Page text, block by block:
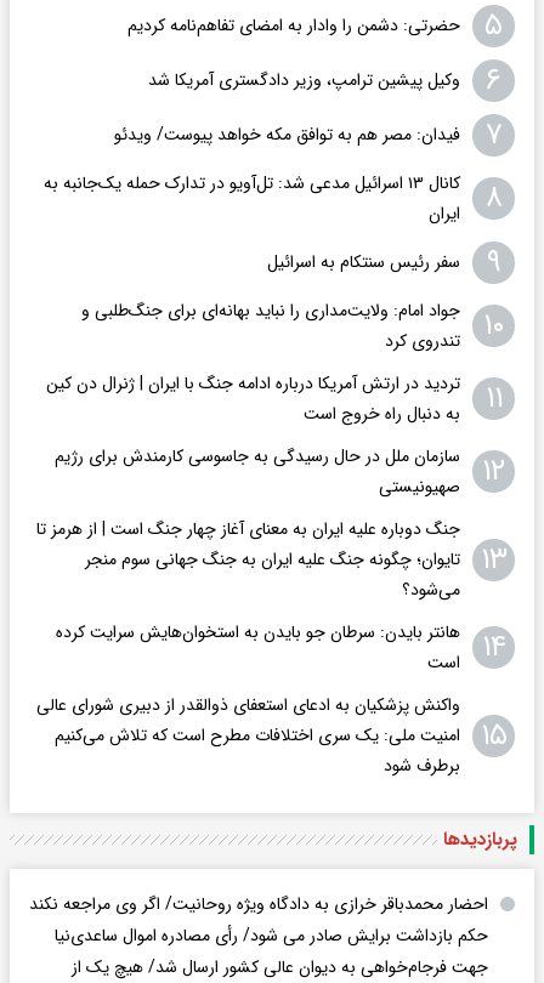
۵ حضرتی: دشمن را وادار به امضای تفاهم‌نامه کردیم
۶ وکیل پیشین ترامپ، وزیر دادگستری آمریکا شد
۷ فیدان: مصر هم به توافق مکه خواهد پیوست/ ویدئو
۸
کانال ۱۳ اسرائیل مدعی شد: تل‌آویو در تدارک حمله یک‌جانبه به
ایران
۹ سفر رئیس سنتکام به اسرائیل
۱۰
جواد امام: ولایت‌مداری را نباید بهانه‌ای برای جنگ‌طلبی و
تندروی کرد
۱۱
تردید در ارتش آمریکا درباره ادامه جنگ با ایران | ژنرال دن کین
به دنبال راه خروج است
۱۲
سازمان ملل در حال رسیدگی به جاسوسی کارمندش برای رژیم
صهیونیستی
۱۳
جنگ دوباره علیه ایران به معنای آغاز چهار جنگ است | از هرمز تا
تایوان؛ چگونه جنگ علیه ایران به جنگ جهانی سوم منجر
می‌شود؟
۱۴
هانتر بایدن: سرطان جو بایدن به استخوان‌هایش سرایت کرده
است
۱۵
واکنش پزشکیان به ادعای استعفای ذوالقدر از دبیری شورای عالی
امنیت ملی: یک سری اختلافات مطرح است که تلاش می‌کنیم
برطرف شود
پربازدید‌ها
احضار محمدباقر خرازی به دادگاه ویژه روحانیت/ اگر وی مراجعه نکند
حکم بازداشت برایش صادر می شود/ رأی مصادره اموال ساعدی‌نیا
جهت فرجام‌خواهی به دیوان عالی کشور ارسال شد/ هیچ یک از